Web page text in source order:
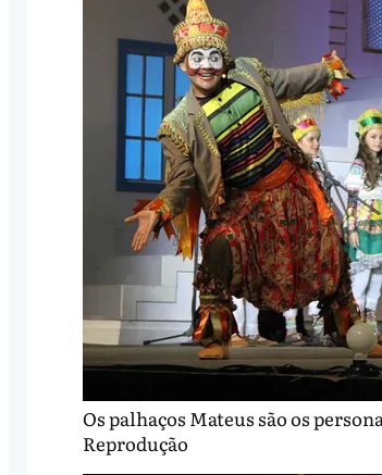
Os palhaços Mateus são os
Reprodução